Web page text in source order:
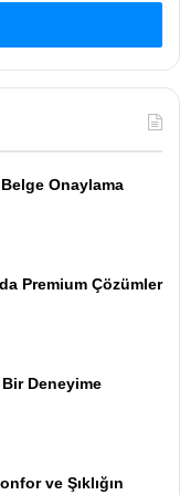
Onaylama
Premium Çözümler
Deneyime
ve Şıklığın